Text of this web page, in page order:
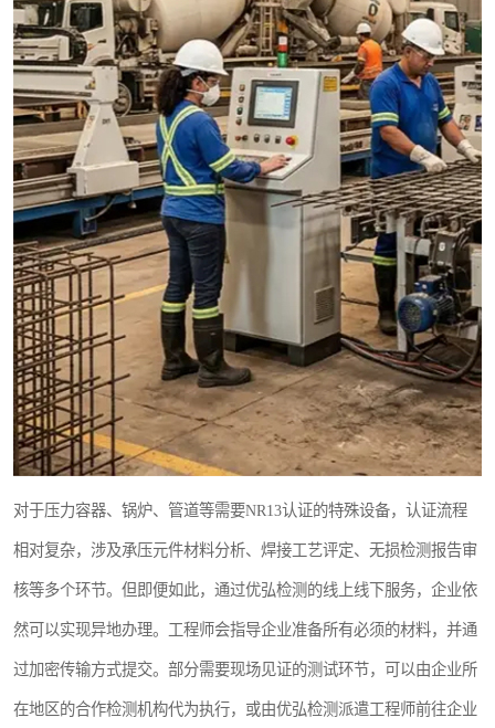
对于压力容器、锅炉、管道等需要NR13认证的特殊设备，认证流程
相对复杂，涉及承压元件材料分析、焊接工艺评定、无损检测报告审
核等多个环节。但即便如此，通过优弘检测的线上线下服务，企业依
然可以实现异地办理。工程师会指导企业准备所有必须的材料，并通
过加密传输方式提交。部分需要现场见证的测试环节，可以由企业所
在地区的合作检测机构代为执行，或由优弘检测派遣工程师前往企业